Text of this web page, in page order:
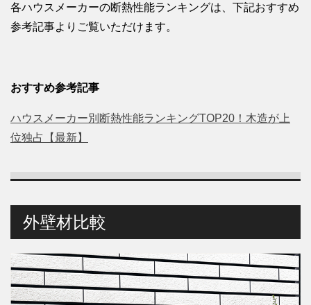
各ハウスメーカーの断熱性能ランキングは、下記おすすめ
参考記事よりご覧いただけます。
おすすめ参考記事
ハウスメーカー別断熱性能ランキングTOP20！木造が上
位独占【最新】
外壁材比較